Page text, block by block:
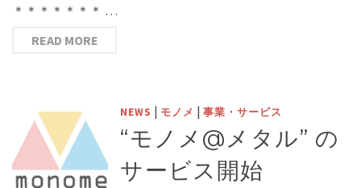
＊＊＊＊＊＊＊ …
READ MORE
NEWS | モノメ |事業・サービス
“モノメ@メタル” の
サービス開始